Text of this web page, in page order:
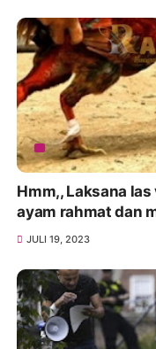
Hmm,, Laksana
ayam rahmat dan
JULI 19, 2023